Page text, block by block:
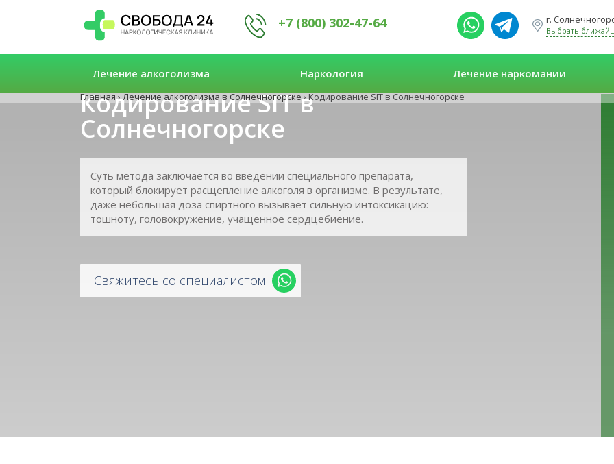
+7 (800) 302-47-64 г.
Выбрать
Лечение алкоголизма Наркология Лечение наркомании
Главная›Лечение алкоголизма в Солнечногорске›Кодирование SIT в Солнечногорске
Кодирование SIT в
Солнечногорске
Суть метода заключается во введении специального препарата,
который блокирует расщепление алкоголя в организме. В результате,
даже небольшая доза спиртного вызывает сильную интоксикацию:
тошноту, головокружение, учащенное сердцебиение.
Свяжитесь со специалистом